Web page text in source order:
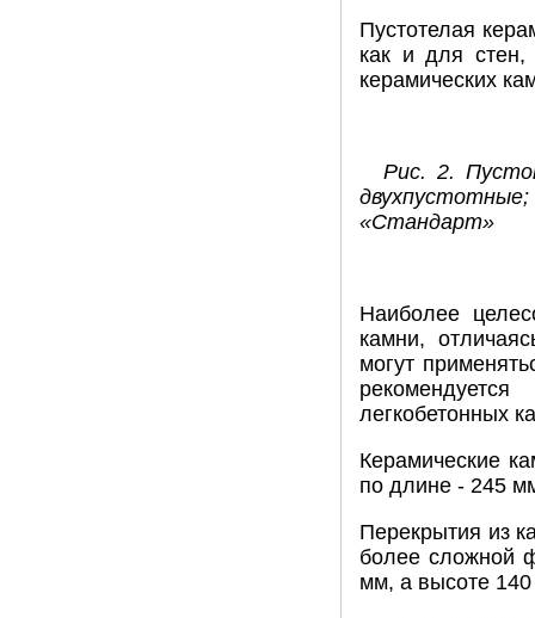
Пустотелая
как и для стен,
керамических
Рис. 2.
«Стандарт»
Наиболее
камни,
могут
легкобетонных
Керамические
по длине - 245
Перекрытия из
более сложной
мм, а высоте